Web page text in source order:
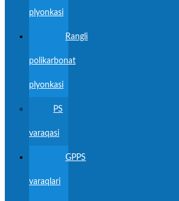
plyonkasi
Rangli
polikarbonat
plyonkasi
PS
varaqasi
GPPS
varaqlari